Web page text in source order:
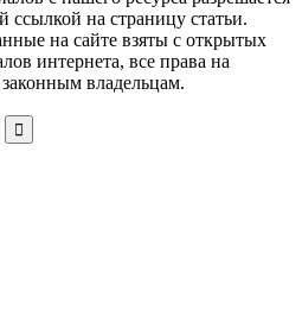
ссылкой на страницу статьи.
на сайте взяты с открытых
интернета, все права на
владельцам.